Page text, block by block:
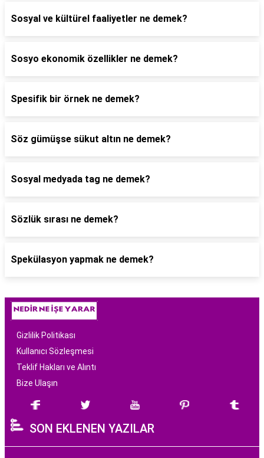
Sosyal ve kültürel faaliyetler ne demek?
Sosyo ekonomik özellikler ne demek?
Spesifik bir örnek ne demek?
Söz gümüşse sükut altın ne demek?
Sosyal medyada tag ne demek?
Sözlük sırası ne demek?
Spekülasyon yapmak ne demek?
Gizlilik Politikası
Kullanıcı Sözleşmesi
Teklif Hakları ve Alıntı
Bize Ulaşın
SON EKLENEN YAZILAR